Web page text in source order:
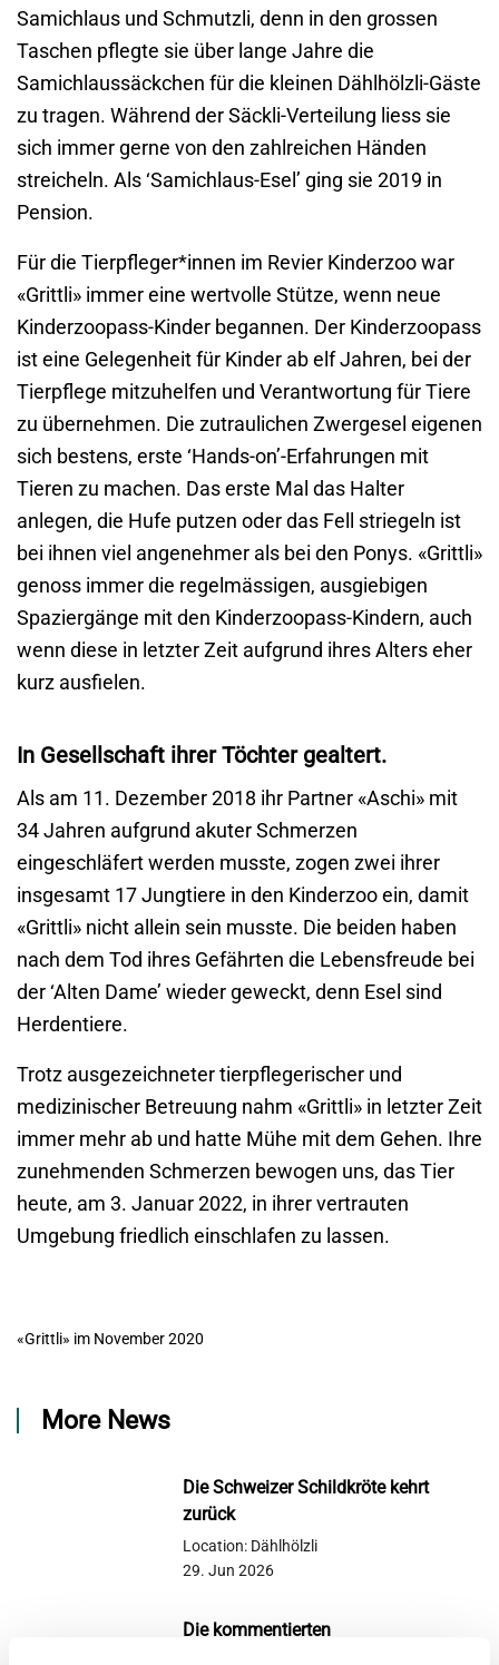
Samichlaus und Schmutzli, denn in den grossen
Taschen pflegte sie über lange Jahre die
Samichlaussäckchen für die kleinen Dählhölzli-Gäste
zu tragen. Während der Säckli-Verteilung liess sie
sich immer gerne von den zahlreichen Händen
streicheln. Als ‘Samichlaus-Esel’ ging sie 2019 in
Pension.
Für die Tierpfleger*innen im Revier Kinderzoo war
«Grittli» immer eine wertvolle Stütze, wenn neue
Kinderzoopass-Kinder begannen. Der Kinderzoopass
ist eine Gelegenheit für Kinder ab elf Jahren, bei der
Tierpflege mitzuhelfen und Verantwortung für Tiere
zu übernehmen. Die zutraulichen Zwergesel eigenen
sich bestens, erste ‘Hands-on’-Erfahrungen mit
Tieren zu machen. Das erste Mal das Halter
anlegen, die Hufe putzen oder das Fell striegeln ist
bei ihnen viel angenehmer als bei den Ponys. «Grittli»
genoss immer die regelmässigen, ausgiebigen
Spaziergänge mit den Kinderzoopass-Kindern, auch
wenn diese in letzter Zeit aufgrund ihres Alters eher
kurz ausfielen.
In Gesellschaft ihrer Töchter gealtert.
Als am 11. Dezember 2018 ihr Partner «Aschi» mit
34 Jahren aufgrund akuter Schmerzen
eingeschläfert werden musste, zogen zwei ihrer
insgesamt 17 Jungtiere in den Kinderzoo ein, damit
«Grittli» nicht allein sein musste. Die beiden haben
nach dem Tod ihres Gefährten die Lebensfreude bei
der ‘Alten Dame’ wieder geweckt, denn Esel sind
Herdentiere.
Trotz ausgezeichneter tierpflegerischer und
medizinischer Betreuung nahm «Grittli» in letzter Zeit
immer mehr ab und hatte Mühe mit dem Gehen. Ihre
zunehmenden Schmerzen bewogen uns, das Tier
heute, am 3. Januar 2022, in ihrer vertrauten
Umgebung friedlich einschlafen zu lassen.
«Grittli» im November 2020
More News
Die Schweizer Schildkröte kehrt
zurück
Location: Dählhölzli
29. Jun 2026
Die kommentierten